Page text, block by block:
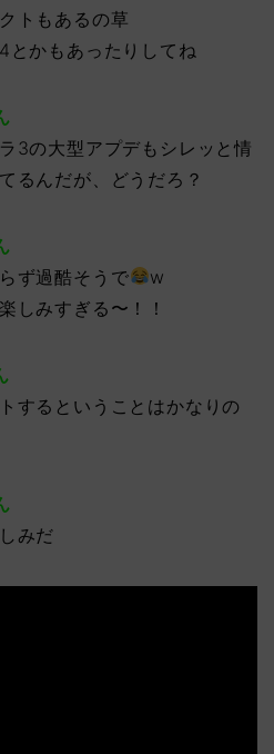
トもあるの草
とかもあったりしてね
3の大型アプデもシレッと情
るんだが、どうだろ？
ず過酷そうで
w
しみすぎる〜！！
するということはかなりの
みだ